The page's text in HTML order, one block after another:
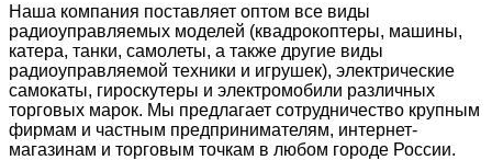
Наша компания поставляет оптом все виды
радиоуправляемых моделей (квадрокоптеры, машины,
катера, танки, самолеты, а также другие виды
радиоуправляемой техники и игрушек), электрические
самокаты, гироскутеры и электромобили различных
торговых марок. Мы предлагает сотрудничество крупным
фирмам и частным предпринимателям, интернет-
магазинам и торговым точкам в любом городе России.